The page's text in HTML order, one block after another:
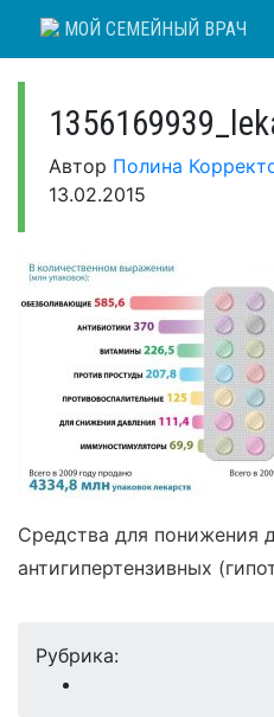
МОЙ СЕМЕЙНЫЙ ВРАЧ
Автор Полина
13.02.2015
Cредства для понижения
антигипертензивных
Рубрика: